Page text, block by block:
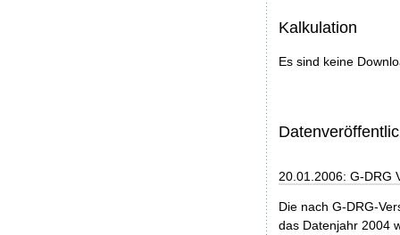
Kalkulation
Es sind keine
20.01.2006: G-DRG
Die nach G-DRG-
das Datenjahr 2004